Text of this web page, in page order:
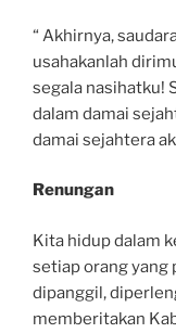
“ Akhirnya,
usahakanlah
segala nasihatku!
dalam damai
damai sejahtera
Renungan
Kita hidup dalam
setiap orang yang
dipanggil,
memberitakan